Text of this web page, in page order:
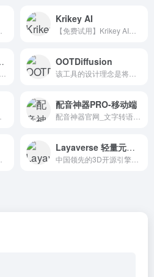
Krikey AI
报告助手 OOTDiffusion
配音神器PRO-移动端
Layaverse 轻量元宇宙领军服务商